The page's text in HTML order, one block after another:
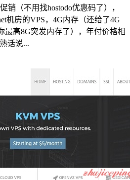
销（不用找hostodo优惠码了），
机房的VPS，4G内存（还给了4G
最高8G突发内存了），年付价格相
话说...